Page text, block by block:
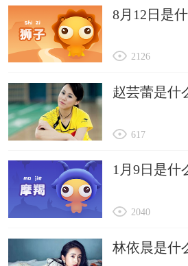
8月12日是
2126
赵芸蕾是什
617
1月9日是什
2040
林依晨是什